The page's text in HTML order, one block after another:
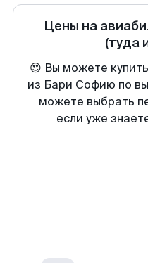
Цены на
(туда
😍 Вы можете
из Бари Софию по
можете выбрать
если уже